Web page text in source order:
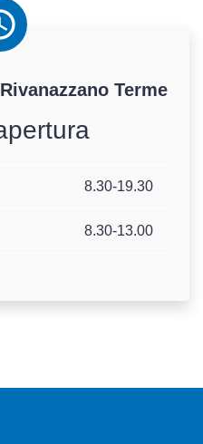
Rivanazzano Terme
8.30-19.30
8.30-13.00